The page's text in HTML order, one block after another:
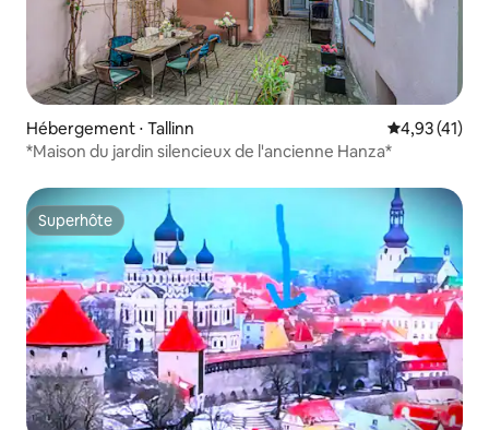
Hébergement ⋅ Tallinn Évaluation
4,93 (41)
*Maison du jardin silencieux de l'ancienne Hanza*
Superhôte
Superhôte